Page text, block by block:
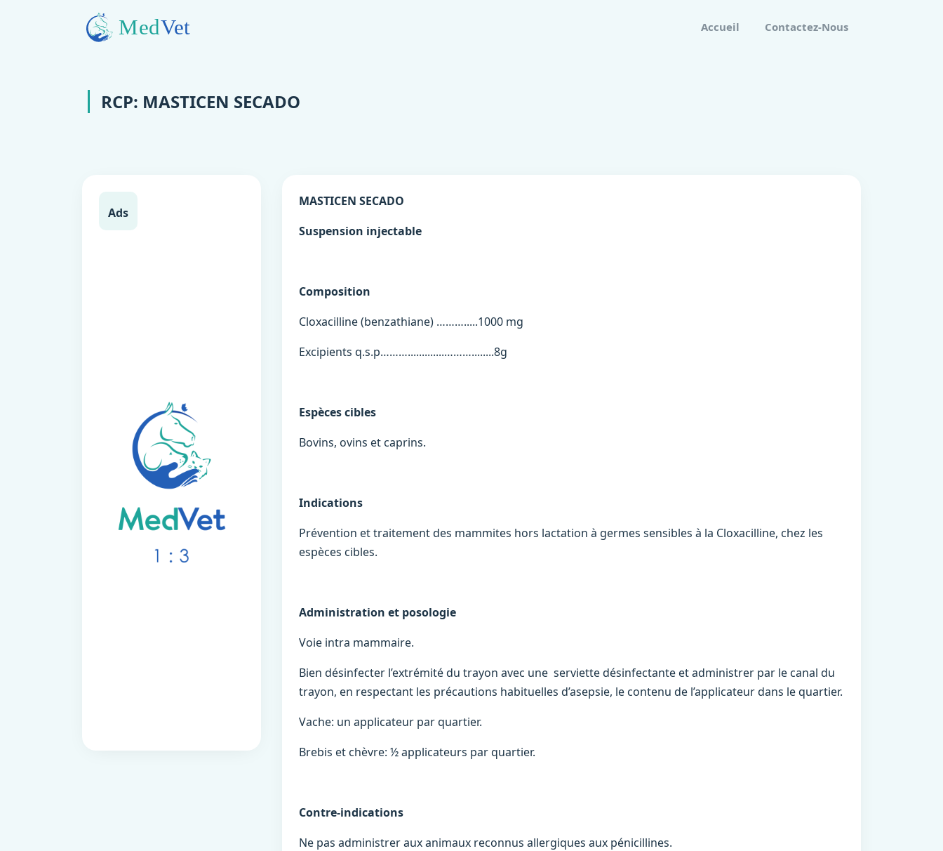
Accueil Contactez-Nous
RCP: MASTICEN SECADO
Ads
MASTICEN SECADO
Suspension injectable
Composition
Cloxacilline (benzathiane) ……….....1000 mg
Excipients q.s.p……….............………........8g
Espèces cibles
Bovins, ovins et caprins.
Indications
Prévention et traitement des mammites hors lactation à germes sensibles à la Cloxacilline, chez les
espèces cibles.
Administration et posologie
Voie intra mammaire.
Bien désinfecter l’extrémité du trayon avec une serviette désinfectante et administrer par le canal du
trayon, en respectant les précautions habituelles d’asepsie, le contenu de l’applicateur dans le quartier.
Vache: un applicateur par quartier.
Brebis et chèvre: ½ applicateurs par quartier.
Contre-indications
Ne pas administrer aux animaux reconnus allergiques aux pénicillines.